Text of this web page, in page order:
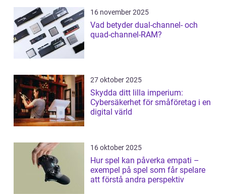
16 november 2025
Vad betyder dual-channel- och
quad-channel-RAM?
27 oktober 2025
Skydda ditt lilla imperium:
Cybersäkerhet för småföretag i en
digital värld
16 oktober 2025
Hur spel kan påverka empati –
exempel på spel som får spelare
att förstå andra perspektiv